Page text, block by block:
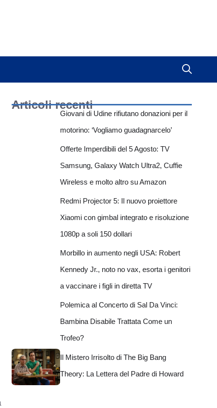
Articoli recenti
Giovani di Udine rifiutano donazioni per il
motorino: ‘Vogliamo guadagnarcelo’
Offerte Imperdibili del 5 Agosto: TV
Samsung, Galaxy Watch Ultra2, Cuffie
Wireless e molto altro su Amazon
Redmi Projector 5: Il nuovo proiettore
Xiaomi con gimbal integrato e risoluzione
1080p a soli 150 dollari
Morbillo in aumento negli USA: Robert
Kennedy Jr., noto no vax, esorta i genitori
a vaccinare i figli in diretta TV
Polemica al Concerto di Sal Da Vinci:
Bambina Disabile Trattata Come un
Trofeo?
Il Mistero Irrisolto di The Big Bang
Theory: La Lettera del Padre di Howard